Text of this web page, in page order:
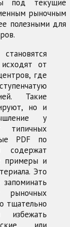
под текущие
рыночным
полезными для
от
где
Такие
но и
у
типичных
PDF по
содержат
примеры и
Это
тщательно
избежать